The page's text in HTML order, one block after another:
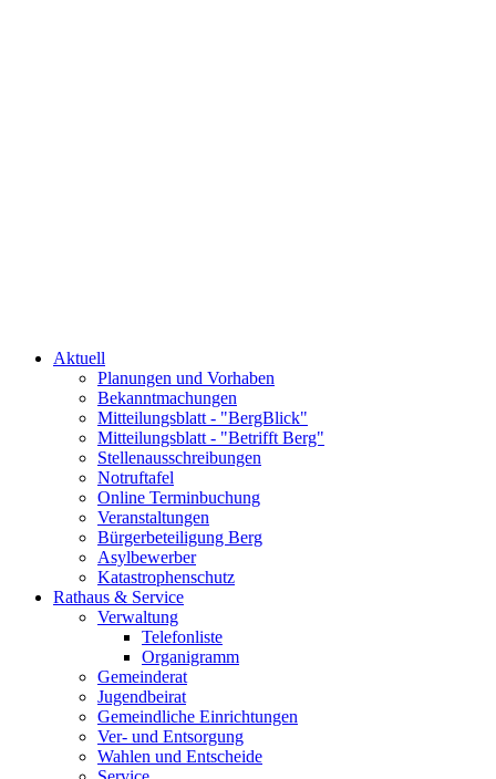
Aktuell
Planungen und Vorhaben
Bekanntmachungen
Mitteilungsblatt - "BergBlick"
Mitteilungsblatt - "Betrifft Berg"
Stellenausschreibungen
Notruftafel
Online Terminbuchung
Veranstaltungen
Bürgerbeteiligung Berg
Asylbewerber
Katastrophenschutz
Rathaus & Service
Verwaltung
Telefonliste
Organigramm
Gemeinderat
Jugendbeirat
Gemeindliche Einrichtungen
Ver- und Entsorgung
Wahlen und Entscheide